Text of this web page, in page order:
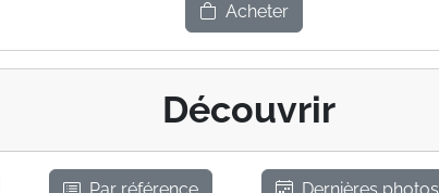
Acheter
Découvrir